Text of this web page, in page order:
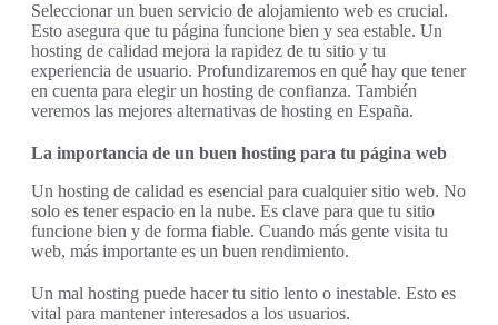
Seleccionar un buen servicio de alojamiento web es crucial.
Esto asegura que tu página funcione bien y sea estable. Un
hosting de calidad mejora la rapidez de tu sitio y tu
experiencia de usuario. Profundizaremos en qué hay que tener
en cuenta para elegir un hosting de confianza. También
veremos las mejores alternativas de hosting en España.
La importancia de un buen hosting para tu página web
Un hosting de calidad es esencial para cualquier sitio web. No
solo es tener espacio en la nube. Es clave para que tu sitio
funcione bien y de forma fiable. Cuando más gente visita tu
web, más importante es un buen rendimiento.
Un mal hosting puede hacer tu sitio lento o inestable. Esto es
vital para mantener interesados a los usuarios.